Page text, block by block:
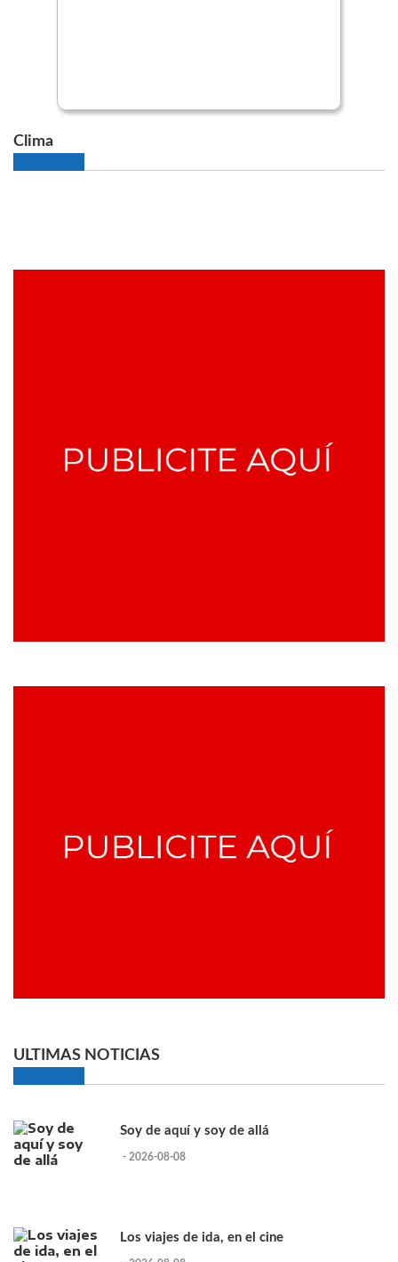
Clima
ULTIMAS NOTICIAS
Soy de aquí y soy de allá
- 2026-08-08
Los viajes de ida, en el cine